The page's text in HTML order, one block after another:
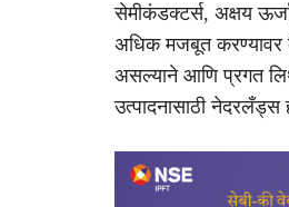
सेमीकंडक्टर्स, अक्षय
अधिक मजबूत
असल्याने आणि प्रगत
उत्पादनासाठी नेदरलँड्स